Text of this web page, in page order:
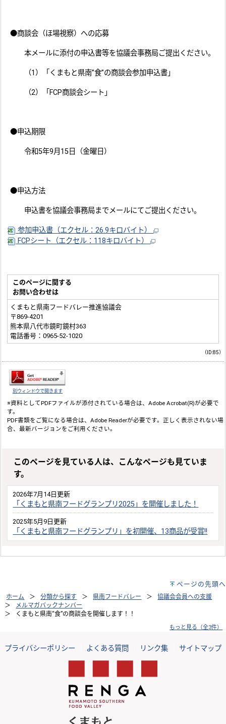
●商談会（ほ場視察）への応募
本メールに添付の申込書等を協議会事務局ご提出ください。
（1）「くまもと県南”食”の商談会参加申込書」
（2）「FCP商談会シート」
●申込期限
令和5年9月15日（金曜日）
●申込方法
申込書を協議会事務局までメールにてご提出ください。
参加申込書（エクセル：26.9キロバイト）
FCPシート（エクセル：118キロバイト）
このページに関する
お問い合わせは
くまもと県南フードバレー推進協議会
〒869-4201
熊本県八代市鏡町鏡村363
電話番号：0965-52-1020
（ID:85）
別ウィンドウで開きます
※資料としてPDFファイルが添付されている場合は、Adobe Acrobat(R)が必要で
す。
PDF書類をご覧になる場合は、Adobe Readerが必要です。正しく表示されない場
合、最新バージョンをご利用ください。
このページを見ている人は、こんなページも見ていま
す。
2026年7月14日更新
「くまもと県南フードグランプリ2025」を開催しました！
2025年5月9日更新
「くまもと県南フードグランプリ」を初開催、13商品が受賞!!
ページの先頭へ
ホーム 分類から探す 県南フードバレー
協議会会員への支援
メルマガバックナンバー
くまもと県南“食”の商談会を開催します！！
もっと見る（全3件）
プライバシーポリシー よくある質問 リンク集 サイトマップ